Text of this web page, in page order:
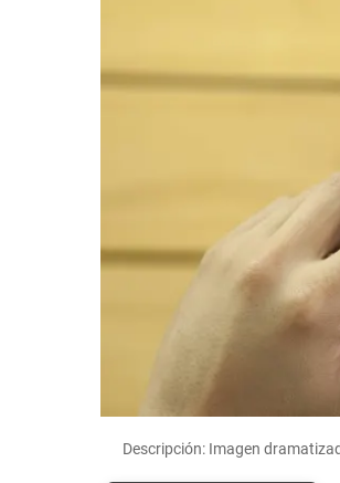
Descripción: Imagen